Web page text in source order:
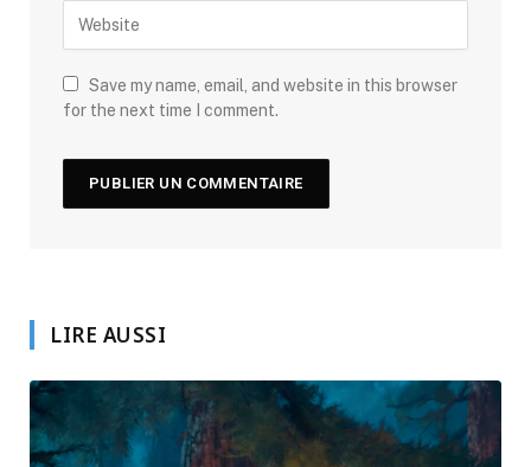
Save my name, email, and website in this browser
for the next time I comment.
LIRE AUSSI